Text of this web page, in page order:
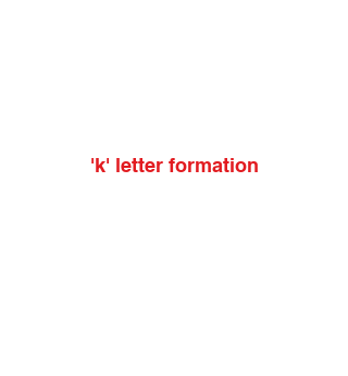
'k' letter formation